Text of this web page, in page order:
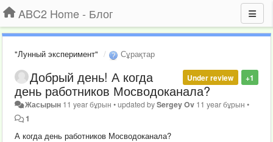
ABC2 Home - Блог
"Лунный эксперимент" Сұрақтар
+1
Under review
Добрый день! А когда
день работников Мосводоканала?
Жасырын 11 year бұрын •updated bySergey Ov 11 year бұрын •
1
А когда день работников Мосводоканала?